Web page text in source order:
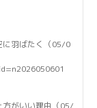
に羽ばたく（05/0
方がいい理由（05/